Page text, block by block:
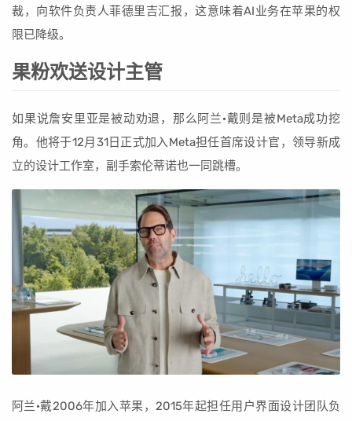
裁，向软件负责人菲德里吉汇报，这意味着AI业务在苹果的权
限已降级。
果粉欢送设计主管
如果说詹安里亚是被动劝退，那么阿兰·戴则是被Meta成功挖
角。他将于12月31日正式加入Meta担任首席设计官，领导新成
立的设计工作室，副手索伦蒂诺也一同跳槽。
阿兰·戴2006年加入苹果，2015年起担任用户界面设计团队负